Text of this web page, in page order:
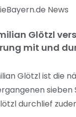
News
Glötzl
mit und
Glötzl ist die
sieben
durchlief